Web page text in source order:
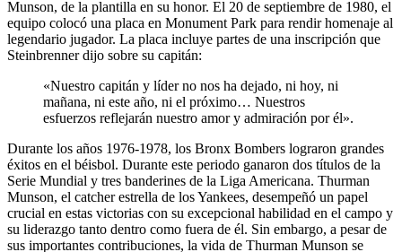
Munson, de la plantilla en su honor. El 20 de septiembre de 1980, el
equipo colocó una placa en Monument Park para rendir homenaje al
legendario jugador. La placa incluye partes de una inscripción que
Steinbrenner dijo sobre su capitán:
«Nuestro capitán y líder no nos ha dejado, ni hoy, ni
mañana, ni este año, ni el próximo… Nuestros
esfuerzos reflejarán nuestro amor y admiración por él».
Durante los años 1976-1978, los Bronx Bombers lograron grandes
éxitos en el béisbol. Durante este periodo ganaron dos títulos de la
Serie Mundial y tres banderines de la Liga Americana. Thurman
Munson, el catcher estrella de los Yankees, desempeñó un papel
crucial en estas victorias con su excepcional habilidad en el campo y
su liderazgo tanto dentro como fuera de él. Sin embargo, a pesar de
sus importantes contribuciones, la vida de Thurman Munson se